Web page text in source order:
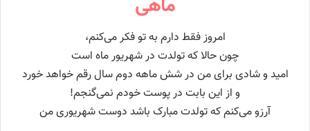
ماهی
امروز فقط دارم به تو فکر می‌کنم،
چون حالا که تولدت در شهریور ماه است
امید و شادی برای من در شش ماهه دوم سال رقم خواهد خورد
و از این بابت در پوست خودم نمی‌گنجم!
آرزو می‌کنم که تولدت مبارک باشد دوست شهریوری من